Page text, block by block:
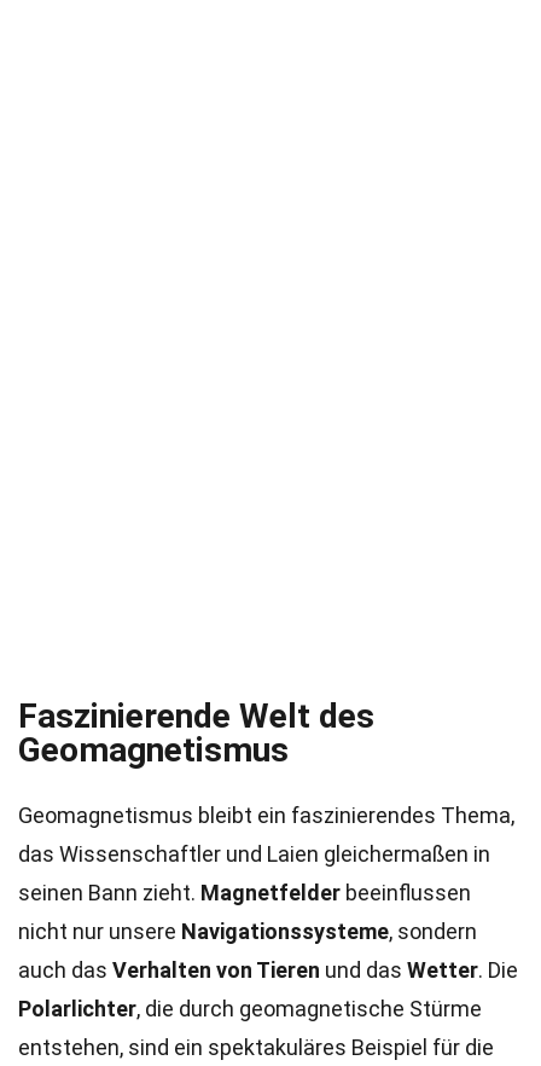
Faszinierende Welt des
Geomagnetismus
Geomagnetismus bleibt ein faszinierendes Thema,
das Wissenschaftler und Laien gleichermaßen in
seinen Bann zieht. Magnetfelder beeinflussen
nicht nur unsere Navigationssysteme, sondern
auch das Verhalten von Tieren und das Wetter. Die
Polarlichter, die durch geomagnetische Stürme
entstehen, sind ein spektakuläres Beispiel für die